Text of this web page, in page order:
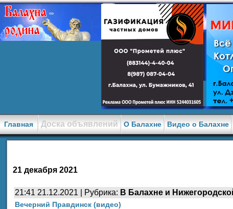
Главная Доска объявлений О Балахне Видео о Балахне
21 декабря 2021
21:41 21.12.2021 | Рубрика: В Балахне и
Вечерний Правдинск (видео)